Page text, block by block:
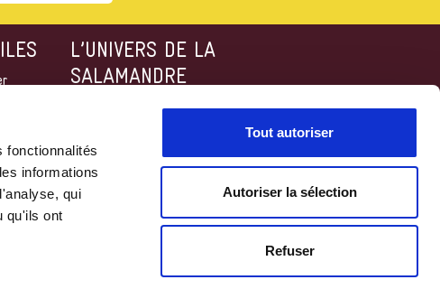
fonctionnalités
informations
qui
qu'ils ont
Tout autoriser
Autoriser la sélection
Refuser
L’UNIVERS DE LA
SALAMANDRE
Boutique en ligne
La Minute Nature